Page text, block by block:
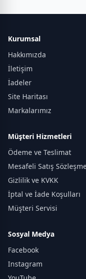
Kurumsal
Hakkımızda
İletişim
İadeler
Site Haritası
Markalarımız
Müşteri Hizmetleri
Ödeme ve Teslimat
Mesafeli Satış
Gizlilik ve KVKK
İptal ve İade Koşulları
Müşteri Servisi
Sosyal Medya
Facebook
Instagram